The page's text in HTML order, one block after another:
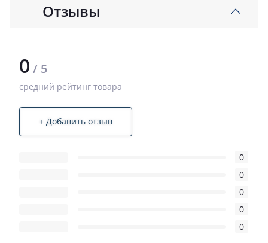
Отзывы
0 / 5
средний рейтинг товара
+ Добавить отзыв
0
0
0
0
0